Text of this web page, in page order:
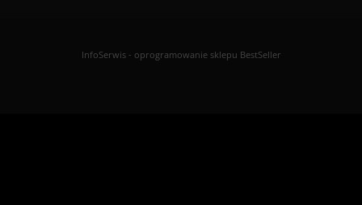
InfoSerwis- oprogramowanie sklepu BestSeller